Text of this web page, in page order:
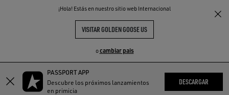
¡Hola! Estás en nuestro sitio web Internacional
VISITAR GOLDEN GOOSE US
ocambiar pais
Saltar
a
Saltar
a
PASSPORT APP
Descubre los próximos lanzamientos
en primicia
DESCARGAR
THE
COMMUNITY